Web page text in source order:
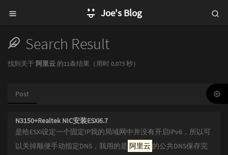
Joe's Blog
Search Result
找到关于 阿里云 的11条结果（用时 0.073 秒）
Post
N3150+Realtek NIC安装ESXi6.7
是给ESXi设定一个固定IP我的局域网中并没有开启IPv6，所以可
以关掉顺便手动指定DNS，我用的是 阿里云 的公共DNS保存完